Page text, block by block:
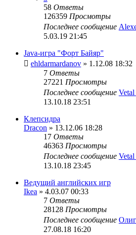
58 Ответы
126359 Просмотры
Последнее сообщение
5.03.19 21:45
Java-игра "Форт Байяр"
ehldarmardanov » 1.12.08 18:32
7 Ответы
27221 Просмотры
Последнее сообщение Vetal
13.10.18 23:51
Клепсидра
Dracon » 13.12.06 18:28
17 Ответы
46363 Просмотры
Последнее сообщение Vetal
13.10.18 23:45
Ведущий английских игр
Ikea » 4.03.07 00:33
7 Ответы
28128 Просмотры
Последнее сообщение
27.08.18 16:20